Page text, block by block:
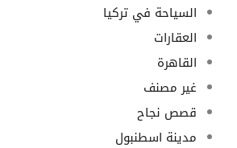
السياحة في تركيا
العقارات
القاهرة
غير مصنف
قصص نجاح
مدينة اسطنبول